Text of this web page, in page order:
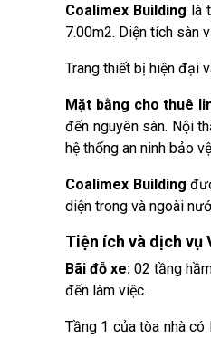
Coalimex Building là
7.00m2. Diện tích sàn
Trang thiết bị hiện đại
Mặt bằng cho thuê
đến nguyên sàn. Nội
hệ thống an ninh bảo
Coalimex Building
diện trong và ngoài
Tiện ích và dịch vụ
Bãi đỗ xe: 02 tầng
đến làm việc.
Tầng 1 của tòa nhà có